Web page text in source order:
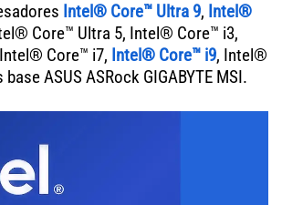
Intel® Core™ Ultra 9, Intel®
Core™ Ultra 5, Intel® Core™ i3,
Core™ i7, Intel® Core™ i9, Intel®
ASUS ASRock GIGABYTE MSI.